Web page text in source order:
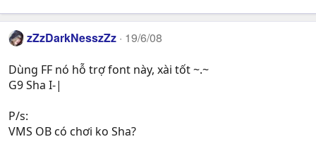
zZzDarkNesszZz 19/6/08
Dùng FF nó hỗ trợ font này, xài tốt ~.~
G9 Sha I-|
P/s:
VMS OB có chơi ko Sha?